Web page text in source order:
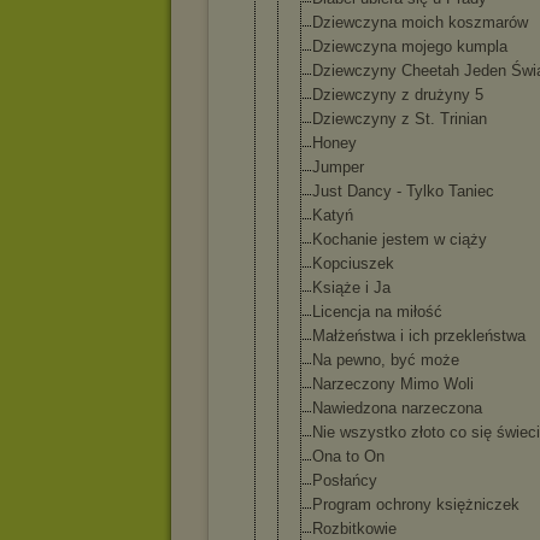
Dziewczyna moich koszmarów
Dziewczyna mojego kumpla
Dziewczyny Cheetah Jeden
Dziewczyny z drużyny 5
Dziewczyny z St. Trinian
Honey
Jumper
Just Dancy - Tylko Taniec
Katyń
Kochanie jestem w ciąży
Kopciuszek
Książe i Ja
Licencja na miłość
Małżeństwa i ich przekleństwa
Na pewno, być może
Narzeczony Mimo Woli
Nawiedzona narzeczona
Nie wszystko złoto co się świeci
Ona to On
Posłańcy
Program ochrony księżniczek
Rozbitkowie